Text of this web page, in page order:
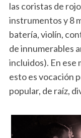
las coristas de
instrumentos y 8
batería, violín,
de innumerables
incluidos). En ese
esto es vocación
popular, de raíz,